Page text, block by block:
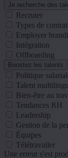
Je recherche des
Recruter
Types de contrat
Employer
Intégration
Offboarding
Boostez les talents
Politique
Talent
Bien-être au
Tendances RH
Leadership
Gestion de la
Équipes
Télétravailer
Une erreur s'est